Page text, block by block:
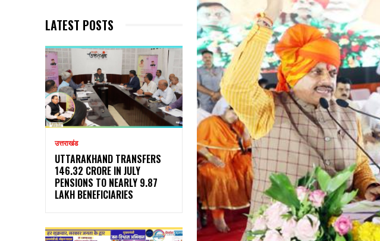
LATEST POSTS
उत्तराखंड
UTTARAKHAND TRANSFERS
₹146.32 CRORE IN JULY
PENSIONS TO NEARLY 9.87
LAKH BENEFICIARIES